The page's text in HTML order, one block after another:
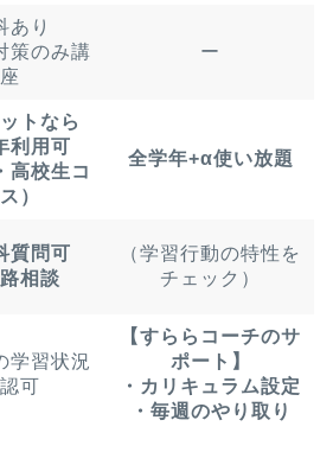
あり
策のみ講
座
ー
トなら
利用可
高校生コ
）
全学年+α使い放題
質問可
路相談
（学習行動の特性を
チェック）
学習状況
可
【すららコーチのサ
ポート】
・カリキュラム設定
・毎週のやり取り